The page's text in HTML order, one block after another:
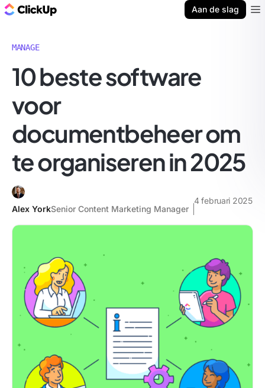
Aan de slag
MANAGE
10 beste software
voor
documentbeheer om
te organiseren in 2025
Alex YorkSenior Content Marketing Manager
4 februari 2025